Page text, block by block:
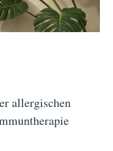
allergischen